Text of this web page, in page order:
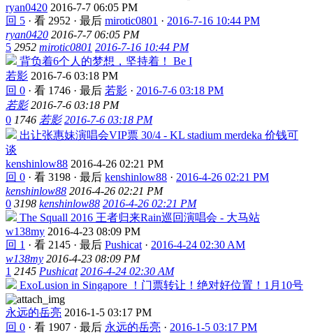
ryan0420 2016-7-7 06:05 PM
回 5 · 看 2952 · 最后 mirotic0801 · 2016-7-16 10:44 PM
ryan0420 2016-7-7 06:05 PM
5 2952 mirotic0801 2016-7-16 10:44 PM
背负着6个人的梦想，坚持着！ Be I
若影 2016-7-6 03:18 PM
回 0 · 看 1746 · 最后 若影 · 2016-7-6 03:18 PM
若影 2016-7-6 03:18 PM
0 1746 若影 2016-7-6 03:18 PM
出让张惠妹演唱会VIP票 30/4 - KL stadium merdeka 价钱可
谈
kenshinlow88 2016-4-26 02:21 PM
回 0 · 看 3198 · 最后 kenshinlow88 · 2016-4-26 02:21 PM
kenshinlow88 2016-4-26 02:21 PM
0 3198 kenshinlow88 2016-4-26 02:21 PM
The Squall 2016 王者归来Rain巡回演唱会 - 大马站
w138my 2016-4-23 08:09 PM
回 1 · 看 2145 · 最后 Pushicat · 2016-4-24 02:30 AM
w138my 2016-4-23 08:09 PM
1 2145 Pushicat 2016-4-24 02:30 AM
ExoLusion in Singapore ！门票转让！绝对好位置！1月10号
永远的岳亮 2016-1-5 03:17 PM
回 0 · 看 1907 · 最后 永远的岳亮 · 2016-1-5 03:17 PM